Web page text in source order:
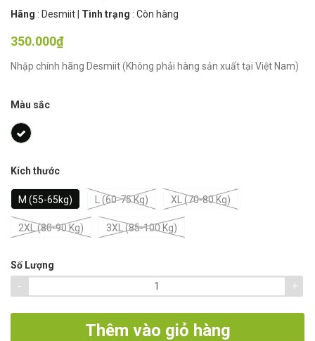
Hãng : Desmiit Tình trạng : Còn hàng
350.000₫
Nhập chính hãng Desmiit (Không phải hàng sản xuất tại Việt Nam)
Màu sắc
Kích thước
M (55-65kg) L (60-75 Kg) XL (70-80 Kg)
2XL (80-90 Kg) 3XL (85-100 Kg)
Số Lượng
-
+
Thêm vào giỏ hàng